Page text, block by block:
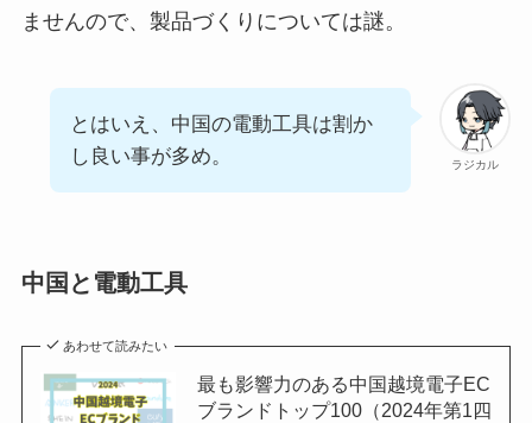
ませんので、製品づくりについては謎。
ラジカル
とはいえ、中国の電動工具は割か
し良い事が多め。
中国と電動工具
あわせて読みたい
最も影響力のある中国越境電子EC
ブランドトップ100（2024年第1四